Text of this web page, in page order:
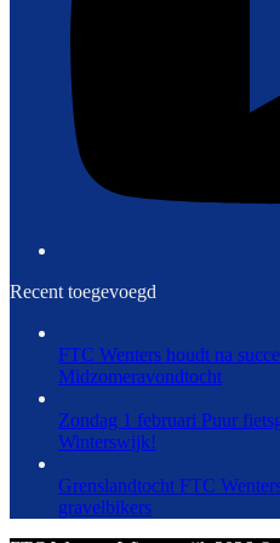
Recent toegevoegd
FTC Wenters houdt na
Midzomeravondtocht
Zondag 1 februari Puur
Winterswijk!
Grenslandtocht FTC
gravelbikers